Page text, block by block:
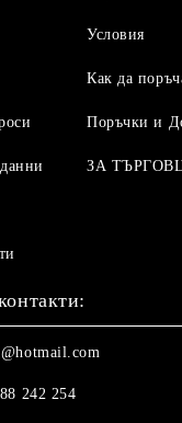
Условия
Как да
Поръчки и
ЗА
242 254